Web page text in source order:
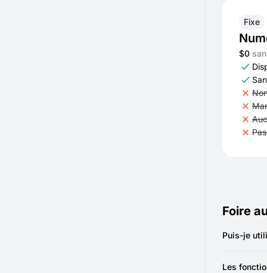
Fixe
$0
Foire
Puis-je
garder vos
Les